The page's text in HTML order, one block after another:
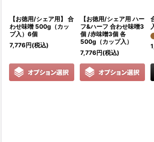
【お徳用/シェア用】 合
わせ味噌 500g（カッ
プ入）6個
7,776円(税込)
【お徳用/シェア用 ハー
フ&ハーフ 合わせ味噌3
個 /赤味噌3個 各
500g（カップ入）
7,776円(税込)